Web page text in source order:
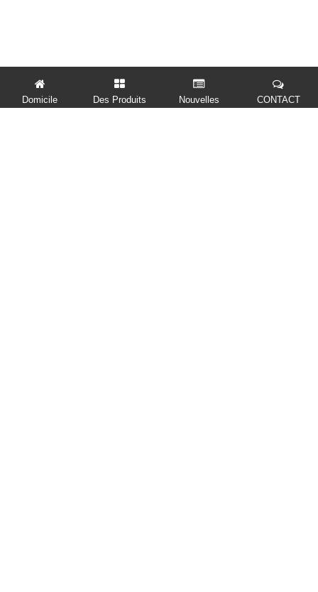
Domicile Des Produits Nouvelles CONTACT